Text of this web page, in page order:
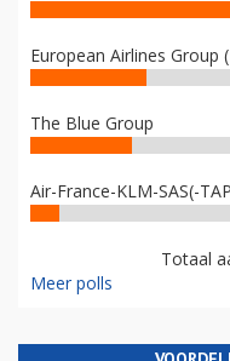
European Airlines Group
The Blue Group
Air-France-KLM-SAS(-
Totaal
Meer polls